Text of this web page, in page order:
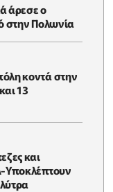
άρεσε ο
στην Πολωνία
κοντά στην
13
και
Υποκλέπτουν